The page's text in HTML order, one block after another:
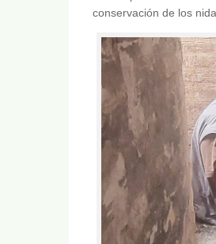
conservación de los